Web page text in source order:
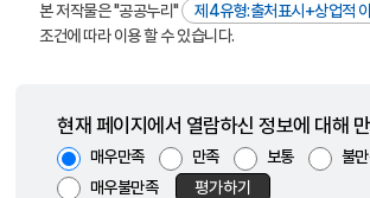
본 저작물은 "공공누리"
제4유형:출처표시+상업적
조건에 따라 이용 할 수 있습니다.
현재 페이지에서 열람하신 정보에 대해
매우만족 만족 보통
불
매우불만족
평가하기